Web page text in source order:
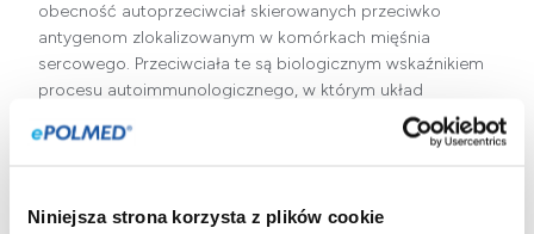
Niniejsza strona korzysta z plików cookie
obecność autoprzeciwciał skierowanych przeciwko
antygenom zlokalizowanym w komórkach mięśnia
sercowego. Przeciwciała te są biologicznym wskaźnikiem
procesu autoimmunologicznego, w którym układ
odpornościowy atakuje własne tkanki serca. Badanie ma
istotne zastosowanie
w diagnostyce powikłań po